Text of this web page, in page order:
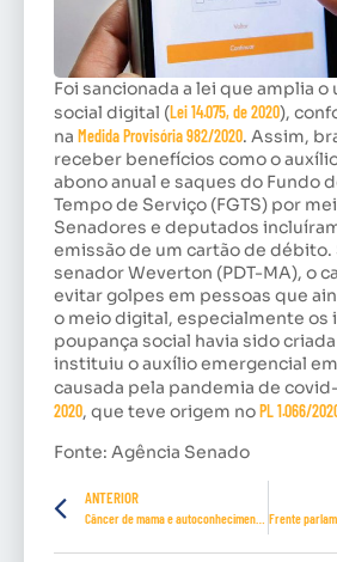
Foi sancionada a lei que amplia o
social digital (Lei 14.075, de 2020),
na Medida Provisória 982/2020. Assim,
receber benefícios como o
abono anual e saques do Fundo
Tempo de Serviço (FGTS) por
Senadores e deputados
emissão de um cartão de débito.
senador Weverton (PDT-MA), o
evitar golpes em pessoas que
o meio digital, especialmente os
poupança social havia sido
instituiu o auxílio emergencial
causada pela pandemia de
2020, que teve origem noPL 1.066/
Fonte: Agência Senado
ANTERIOR